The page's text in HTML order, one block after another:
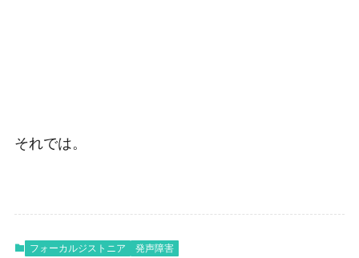
それでは。
フォーカルジストニア 発声障害